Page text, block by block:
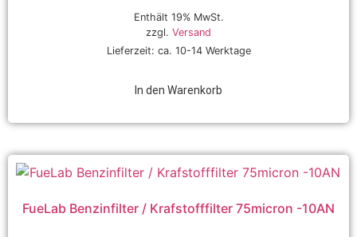
Enthält 19% MwSt.
zzgl. Versand
Lieferzeit: ca. 10-14 Werktage
In den Warenkorb
FueLab Benzinfilter / Krafstofffilter 75micron -10AN